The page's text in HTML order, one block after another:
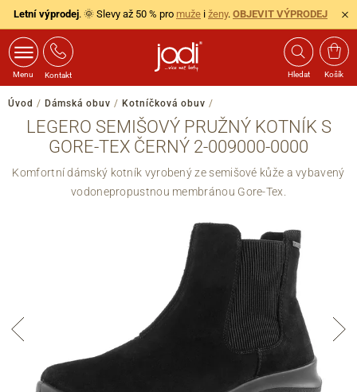
Letní výprodej. 🌞 Slevy až 50 % pro muže i ženy. OBJEVIT VÝPRODEJ
Menu Kontakt Hledat Košík
Úvod / Dámská obuv / Kotníčková obuv /
LEGERO SEMIŠOVÝ PRUŽNÝ KOTNÍK S
GORE-TEX ČERNÝ 2-009000-0000
Komfortní dámský kotník vyrobený ze semišové kůže a vybavený
vodonepropustnou membránou Gore-Tex.